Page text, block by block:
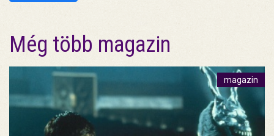
Még több magazin
magazin